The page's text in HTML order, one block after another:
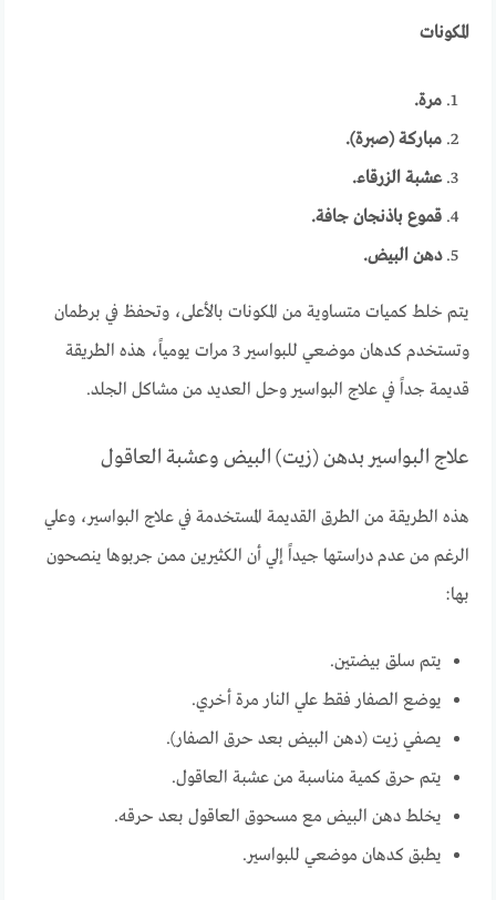
المكونات
مرة.
مباركة (صبرة).
عشبة الزرقاء.
قموع باذنجان جافة.
دهن البيض.
يتم خلط كميات متساوية من المكونات بالأعلى، وتحفظ في برطمان
وتستخدم كدهان موضعي للبواسير 3 مرات يومياً، هذه الطريقة
قديمة جداً في علاج البواسير وحل العديد من مشاكل الجلد.
علاج البواسير بدهن (زيت) البيض وعشبة العاقول
هذه الطريقة من الطرق القديمة المستخدمة في علاج البواسير، وعلي
الرغم من عدم دراستها جيداً إلي أن الكثيرين ممن جربوها ينصحون
بها:
يتم سلق بيضتين.
يوضع الصفار فقط علي النار مرة أخري.
يصفي زيت (دهن البيض بعد حرق الصفار).
يتم حرق كمية مناسبة من عشبة العاقول.
يخلط دهن البيض مع مسحوق العاقول بعد حرقه.
يطبق كدهان موضعي للبواسير.